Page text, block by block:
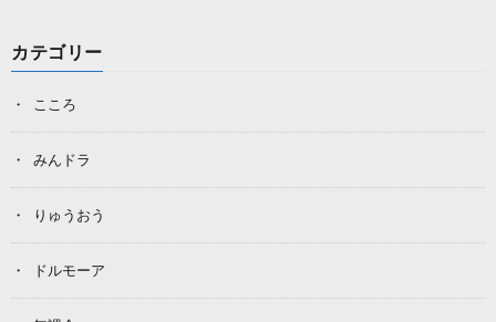
カテゴリー
こころ
みんドラ
りゅうおう
ドルモーア